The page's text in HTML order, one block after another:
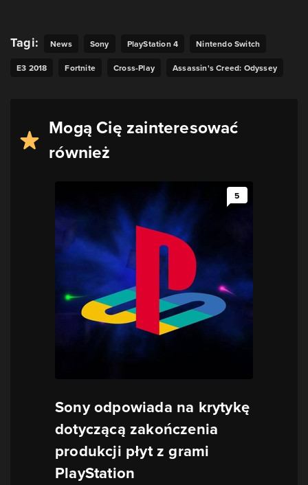
Tagi: News Sony PlayStation 4 Nintendo Switch
E3 2018 Fortnite Cross-Play Assassin's Creed: Odyssey
Mogą Cię zainteresować
również
5
Sony odpowiada na krytykę
dotyczącą zakończenia
produkcji płyt z grami
PlayStation